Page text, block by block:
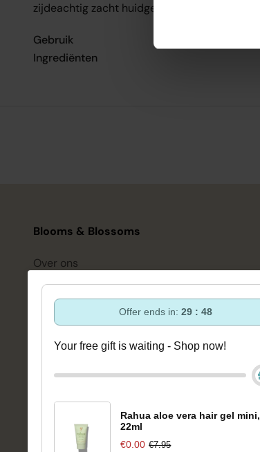
zijdeachtig zacht huidgevoel.
Gebruik
Ingrediënten
Blooms & Blossoms
Over ons
Ondersteuning en advies via:
088-6063800
ma-vr 08:30 - 16:45 uur
Of via onscontactformulier
Offer ends in:29 : 47
Your free gift is waiting - Shop now!
Rahua aloe vera hair gel mini,
22ml
€0.00 €7.95